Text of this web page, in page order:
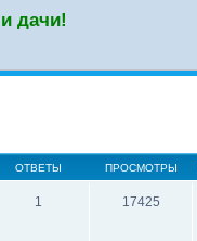
дачи!
ОТВЕТЫ ПРОСМОТРЫ
1 17425